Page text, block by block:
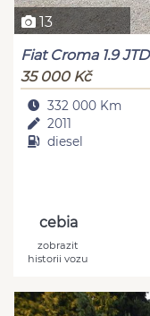
13
Fiat Croma 1.9 JTD
35 000 Kč
332 000 Km
2011
diesel
cebia
zobrazit
historii vozu